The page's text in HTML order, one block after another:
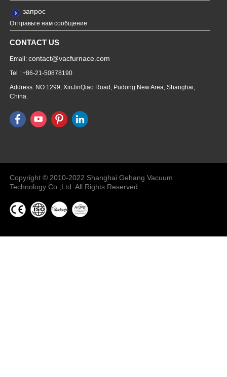
запрос
Отправьте нам сообщение
CONTACT US
Email:contact@vacfurnace.com
Tel : +86-21-50878190
Address: NO.1299, XinJinQiao Road, Pudong New Area, Shanghai,
China.
Machine
Copyright © 2010-2022 Shanghai Gehang Vacuum
Technology Co.,Ltd. All Rights Reserved.